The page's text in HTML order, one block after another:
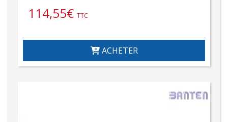
114,55€ TTC
ACHETER